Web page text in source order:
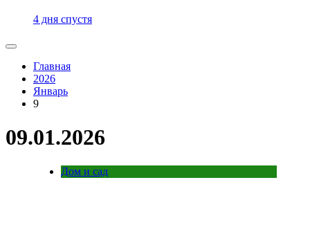
4 дня спустя
Главная
2026
Январь
9
09.01.2026
Дом и сад